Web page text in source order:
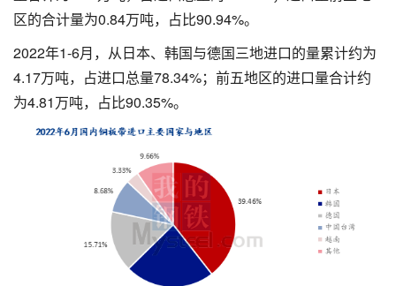
区的合计量为0.84万吨，占比90.94%。
2022年1-6月，从日本、韩国与德国三地进口的量累计约为
4.17万吨，占进口总量78.34%；前五地区的进口量合计约
为4.81万吨，占比90.35%。